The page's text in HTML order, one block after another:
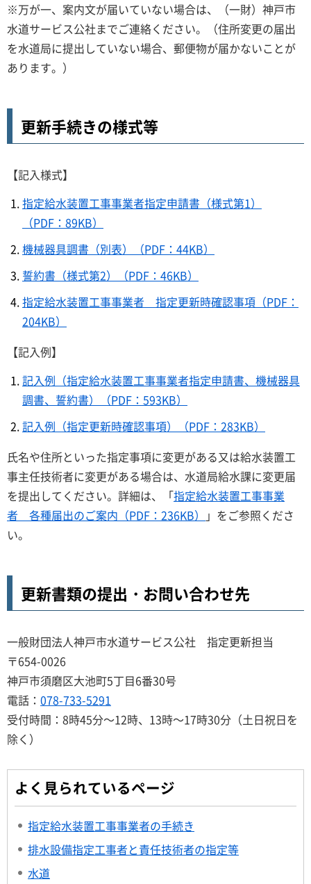
※万が一、案内文が届いていない場合は、（一財）神戸市
水道サービス公社までご連絡ください。（住所変更の届出
を水道局に提出していない場合、郵便物が届かないことが
あります。）
更新手続きの様式等
【記入様式】
指定給水装置工事事業者指定申請書（様式第1）
（PDF：89KB）
機械器具調書（別表）（PDF：44KB）
誓約書（様式第2）（PDF：46KB）
指定給水装置工事事業者 指定更新時確認事項（PDF：
204KB）
【記入例】
記入例（指定給水装置工事事業者指定申請書、機械器具
調書、誓約書）（PDF：593KB）
記入例（指定更新時確認事項）（PDF：283KB）
氏名や住所といった指定事項に変更がある又は給水装置工
事主任技術者に変更がある場合は、水道局給水課に変更届
を提出してください。詳細は、「指定給水装置工事事業
者 各種届出のご案内（PDF：236KB）
」をご参照くださ
い。
更新書類の提出・お問い合わせ先
一般財団法人神戸市水道サービス公社 指定更新担当
〒654-0026
神戸市須磨区大池町5丁目6番30号
電話： 078-733-5291
受付時間：8時45分～12時、13時～17時30分（土日祝日を
除く）
よく見られているページ
指定給水装置工事事業者の手続き
排水設備指定工事者と責任技術者の指定等
水道